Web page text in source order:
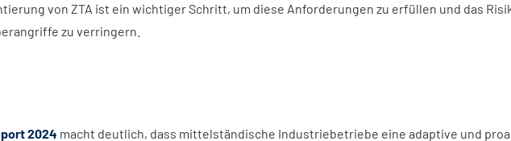
von ZTA ist ein wichtiger Schritt, um diese Anforderungen zu erfüllen und das
zu verringern.
2024 macht deutlich, dass mittelständische Industriebetriebe eine adaptive und